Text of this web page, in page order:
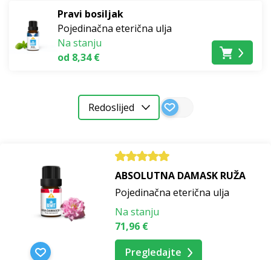
Pravi bosiljak
Pojedinačna eterična ulja
Na stanju
od 8,34 €
Redoslijed
ABSOLUTNA DAMASK RUŽA
Pojedinačna eterična ulja
Na stanju
71,96 €
Pregledajte